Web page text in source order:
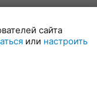
Ровенская Слобода
Рогачев
сайта
или настроить